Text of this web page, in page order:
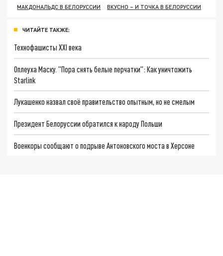
МАКДОНАЛЬДС В БЕЛОРУССИИ
ВКУСНО – И ТОЧКА В БЕЛОРУССИИ
ЧИТАЙТЕ ТАКЖЕ:
Технофашисты XXI века
Оплеуха Маску. "Пора снять белые перчатки": Как уничтожить
Starlink
Лукашенко назвал своё правительство опытным, но не смелым
Президент Белоруссии обратился к народу Польши
Военкоры сообщают о подрыве Антоновского моста в Херсоне